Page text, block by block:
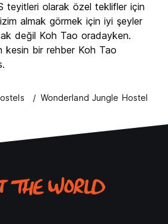
8.0
teyitleri olarak özel teklifler için
almak görmek için iyi şeyler
değil Koh Tao oradayken.
kesin bir rehber Koh Tao
Wonderland Jungle Hostel